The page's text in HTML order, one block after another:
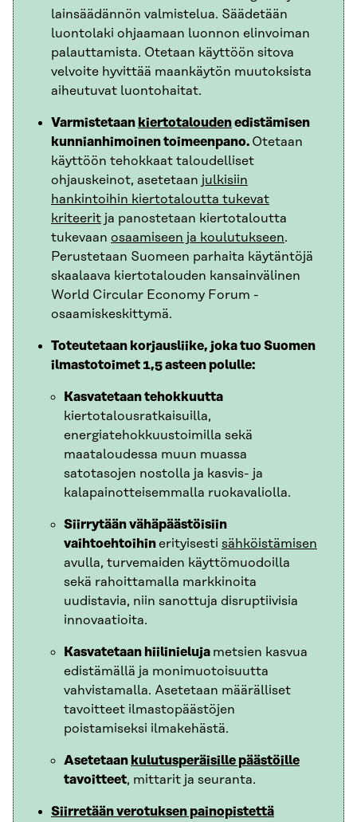
lainsäädännön valmistelua. Säädetään
luontolaki ohjaamaan luonnon elinvoiman
palauttamista. Otetaan käyttöön sitova
velvoite hyvittää maankäytön muutoksista
aiheutuvat luontohaitat.
Varmistetaan kiertotaloudenedistämisen
kunnianhimoinen toimeenpano. Otetaan
käyttöön tehokkaat taloudelliset
ohjauskeinot, asetetaan julkisiin
hankintoihin kiertotaloutta tukevat
kriteerit ja panostetaan kiertotaloutta
tukevaan osaamiseen ja koulutukseen.
Perustetaan Suomeen parhaita käytäntöjä
skaalaava kiertotalouden kansainvälinen
World Circular Economy Forum -
osaamiskeskittymä.
Toteutetaan korjausliike, joka tuo Suomen
ilmastotoimet 1,5 asteen polulle:
Kasvatetaan tehokkuutta
kiertotalousratkaisuilla,
energiatehokkuustoimilla sekä
maataloudessa muun muassa
satotasojen nostolla ja kasvis- ja
kalapainotteisemmalla ruokavaliolla.
Siirrytään vähäpäästöisiin
vaihtoehtoihinerityisesti sähköistämisen
avulla, turvemaiden käyttömuodoilla
sekä rahoittamalla markkinoita
uudistavia, niin sanottuja disruptiivisia
innovaatioita.
Kasvatetaan hiilinieluja metsien kasvua
edistämällä ja monimuotoisuutta
vahvistamalla. Asetetaan määrälliset
tavoitteet ilmastopäästöjen
poistamiseksi ilmakehästä.
Asetetaan kulutusperäisille päästöille
tavoitteet, mittarit ja seuranta.
Siirretään verotuksen painopistettä